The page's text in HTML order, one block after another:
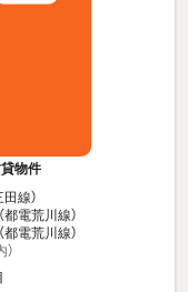
物件
線）
都電荒川線）
都電荒川線）